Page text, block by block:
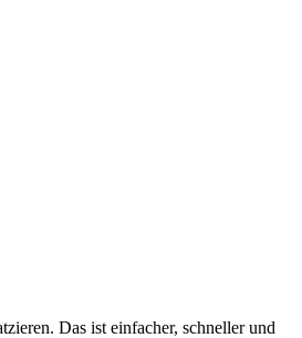
Das ist einfacher, schneller und